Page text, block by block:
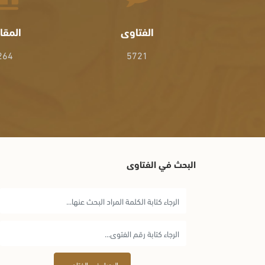
الفتاوى
5721
البحث في الفتاوى